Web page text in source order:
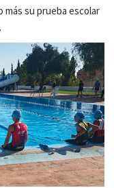
más su prueba escolar